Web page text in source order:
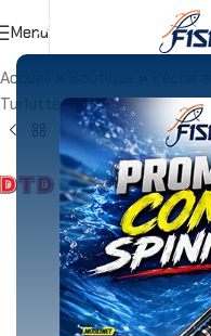
Menu
Accueil
Turlutte »TURLUTTE DTD